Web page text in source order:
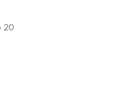
20